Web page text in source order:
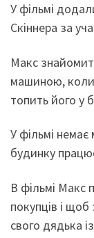
У фільмі
Скіннера за
Макс
машиною, коли
топить його у
У фільмі немає
будинку
В фільмі Макс
покупців і щоб
свого дядька